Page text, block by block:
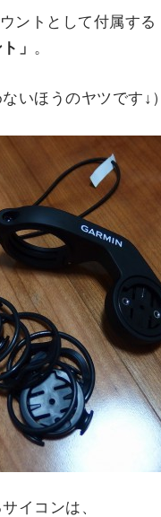
ントとして付属する
」 。
いほうのヤツです↓）
イコンは、